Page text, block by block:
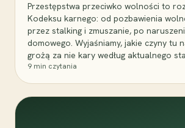
Przestępstwa przeciwko wolności to
Kodeksu karnego: od pozbawienia
przez stalking i zmuszanie, po
domowego. Wyjaśniamy, jakie czyny tu
grożą za nie kary według aktualnego
9 min czytania